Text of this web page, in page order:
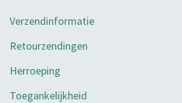
Verzendinformatie
Retourzendingen
Herroeping
Toegankelijkheid